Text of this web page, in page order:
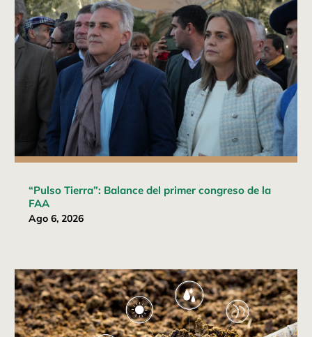
“Pulso Tierra”: Balance del primer congreso de la
FAA
Ago 6, 2026